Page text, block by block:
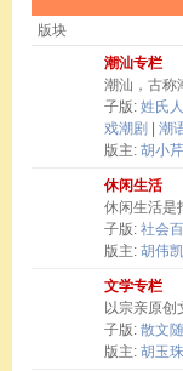
版块
潮汕专栏
潮汕，古称
子版: 姓氏
戏潮剧
潮
版主: 胡小芹
休闲生活
休闲生活是
子版: 社会
版主: 胡伟凯
文学专栏
以宗亲原创
子版: 散文
版主: 胡玉珠